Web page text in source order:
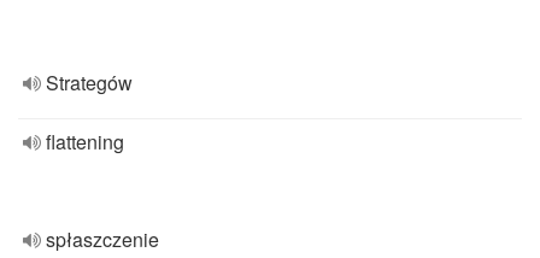
Strategów
flattening
spłaszczenie